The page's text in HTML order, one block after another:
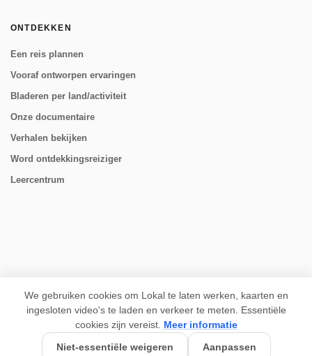
ONTDEKKEN
Een reis plannen
Vooraf ontworpen ervaringen
Bladeren per land/activiteit
Onze documentaire
Verhalen bekijken
Word ontdekkingsreiziger
Leercentrum
We gebruiken cookies om Lokal te laten werken, kaarten en
ingesloten video's te laden en verkeer te meten. Essentiële
cookies zijn vereist. Meer informatie
Niet-essentiële weigeren
Aanpassen